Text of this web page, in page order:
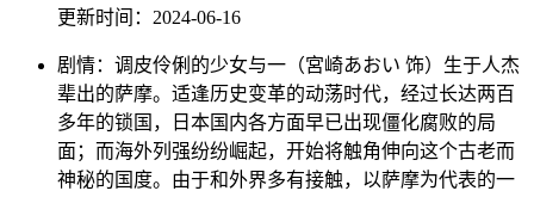
更新时间： 2024-06-16
剧情： 调皮伶俐的少女与一（宮崎あおい 饰）生于人杰
辈出的萨摩。适逢历史变革的动荡时代，经过长达两百
多年的锁国，日本国内各方面早已出现僵化腐败的局
面；而海外列强纷纷崛起，开始将触角伸向这个古老而
神秘的国度。由于和外界多有接触，以萨摩为代表的一